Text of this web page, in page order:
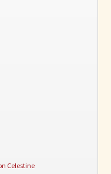
Celestine